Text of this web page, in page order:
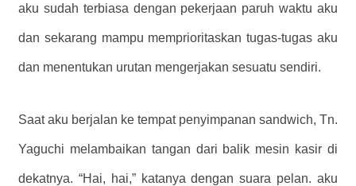
aku sudah terbiasa dengan pekerjaan paruh waktu aku
dan sekarang mampu memprioritaskan tugas-tugas aku
dan menentukan urutan mengerjakan sesuatu sendiri.
Saat aku berjalan ke tempat penyimpanan sandwich, Tn.
Yaguchi melambaikan tangan dari balik mesin kasir di
dekatnya. “Hai, hai,” katanya dengan suara pelan. aku